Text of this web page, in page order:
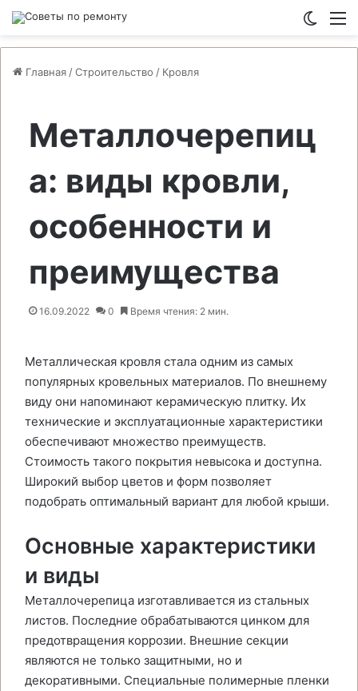
Главная /Строительство / Кровля
Металлочерепиц
а: виды кровли,
особенности и
преимущества
16.09.2022 0 Время чтения: 2 мин.
Металлическая кровля стала одним из самых
популярных кровельных материалов. По внешнему
виду они напоминают керамическую плитку. Их
технические и эксплуатационные характеристики
обеспечивают множество преимуществ.
Стоимость такого покрытия невысока и доступна.
Широкий выбор цветов и форм позволяет
подобрать оптимальный вариант для любой крыши.
Основные характеристики
и виды
Металлочерепица изготавливается из стальных
листов. Последние обрабатываются цинком для
предотвращения коррозии. Внешние секции
являются не только защитными, но и
декоративными. Специальные полимерные пленки